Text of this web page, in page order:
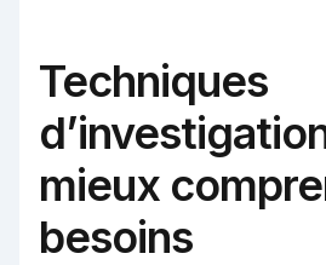
Techniques
mieux
besoins